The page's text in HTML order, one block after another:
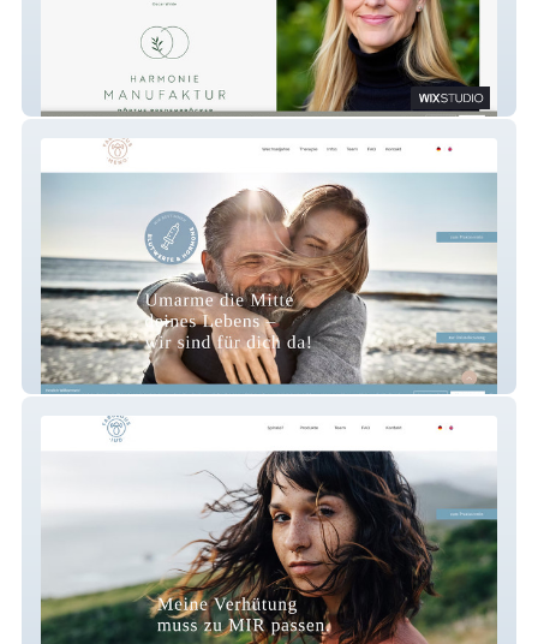
Harmoniemanufaktur München
FABulous Meno